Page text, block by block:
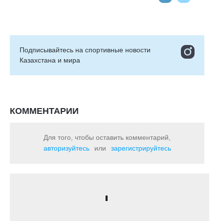
Подписывайтесь на cпортивные новости
Казахстана и мира
КОММЕНТАРИИ
Для того, чтобы оставить комментарий,
авторизуйтесь
или зарегистрируйтесь